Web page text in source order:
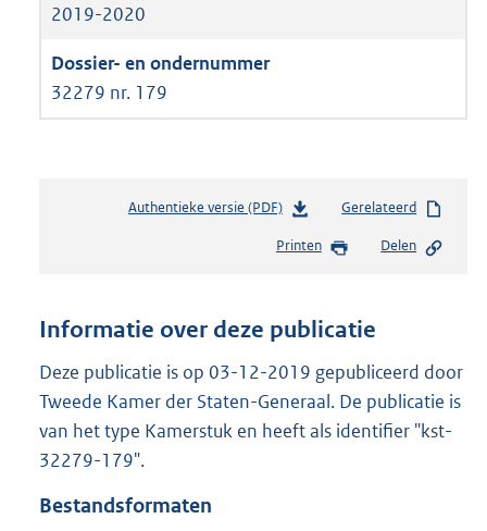
2019-2020
32279 nr. 179
Authentieke versie (PDF)b
s
n
s
r
o
Gerelateerd
Printen Delen
Informatie over deze publicatie
Deze publicatie is op 03-12-2019 gepubliceerd door
Tweede Kamer der Staten-Generaal. De publicatie is
van het type Kamerstuk en heeft als identifier "kst-
32279-179".
Bestandsformaten